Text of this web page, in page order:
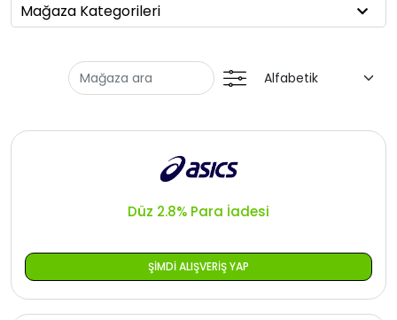
Kategorileri
Fırsat
Şirketimiz
Jordan - EN
Oman - EN
Mağaza Kategorileri
Düz 2.8% Para İadesi
ŞIMDI ALIŞVERIŞ YAP